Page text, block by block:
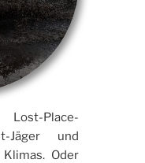
Place-
Jäger und
Oder